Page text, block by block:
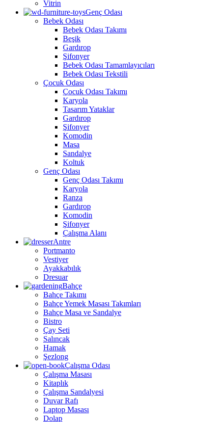
Vitrin
Genç Odası
Bebek Odası
Bebek Odası Takımı
Beşik
Gardırop
Şifonyer
Bebek Odası Tamamlayıcıları
Bebek Odası Tekstili
Çocuk Odası
Çocuk Odası Takımı
Karyola
Tasarım Yataklar
Gardırop
Şifonyer
Komodin
Masa
Sandalye
Koltuk
Genç Odası
Genç Odası Takımı
Karyola
Ranza
Gardırop
Komodin
Şifonyer
Çalışma Alanı
Antre
Portmanto
Vestiyer
Ayakkabılık
Dresuar
Bahçe
Bahçe Takımı
Bahçe Yemek Masası Takımları
Bahçe Masa ve Sandalye
Bistro
Çay Seti
Salıncak
Hamak
Şezlong
Çalışma Odası
Çalışma Masası
Kitaplık
Çalışma Sandalyesi
Duvar Rafı
Laptop Masası
Dolap